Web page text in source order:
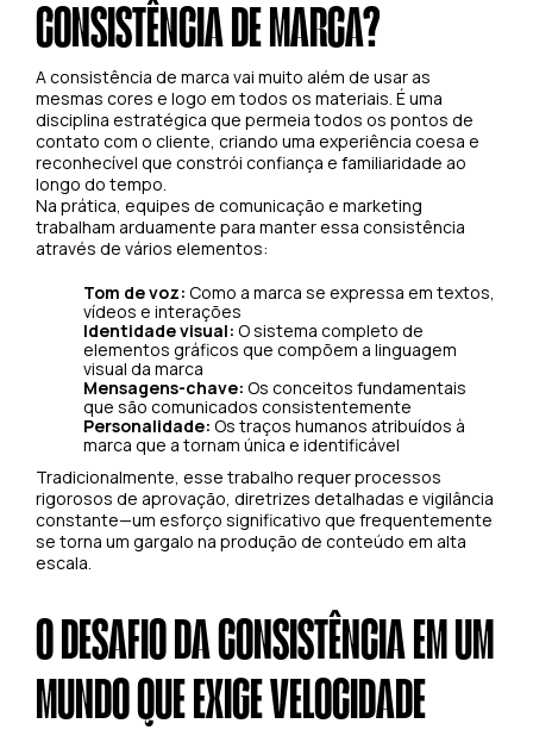
CONSISTÊNCIA DE MARCA?
A consistência de marca vai muito além de usar as
mesmas cores e logo em todos os materiais. É uma
disciplina estratégica que permeia todos os pontos de
contato com o cliente, criando uma experiência coesa e
reconhecível que constrói confiança e familiaridade ao
longo do tempo.
Na prática, equipes de comunicação e marketing
trabalham arduamente para manter essa consistência
através de vários elementos:
Tom de voz: Como a marca se expressa em textos,
vídeos e interações
Identidade visual: O sistema completo de
elementos gráficos que compõem a linguagem
visual da marca
Mensagens-chave: Os conceitos fundamentais
que são comunicados consistentemente
Personalidade: Os traços humanos atribuídos à
marca que a tornam única e identificável
Tradicionalmente, esse trabalho requer processos
rigorosos de aprovação, diretrizes detalhadas e vigilância
constante—um esforço significativo que frequentemente
se torna um gargalo na produção de conteúdo em alta
escala.
O DESAFIO DA CONSISTÊNCIA EM UM
MUNDO QUE EXIGE VELOCIDADE